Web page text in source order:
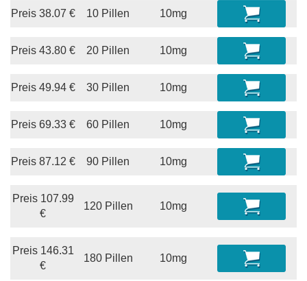
Preis 38.07 € 10 Pillen 10mg
Preis 43.80€ 20 Pillen 10mg
Preis 49.94€ 30 Pillen 10mg
Preis 69.33€ 60 Pillen 10mg
Preis 87.12 € 90 Pillen 10mg
Preis 107.99
€
120 Pillen 10mg
Preis 146.31
€
180 Pillen 10mg